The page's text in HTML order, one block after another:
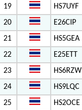
19
HS7UYF
20
E26CIP
21
HS5GEA
22
E25ETT
23
HS6RZW
24
HS9LQC
25
HS2OCE